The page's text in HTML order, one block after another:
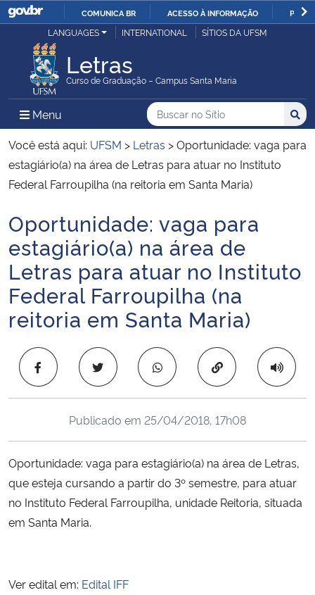
IR
COMUNICA BR ACESSO À INFORMAÇÃO
Ministério da Justiça e Segurança Pública
Ministério da Defesa
Ministério das Relações Exteriores
Ministério da Economia
Ministério da Infraestrutura
Ministério da Agricultura, Pecuária e Abastecimento
Ministério da Educação
Ministério da Cidadania
Ministério da Saúde
Ministério de Minas e Energia
Ministério da Ciência, Tecnologia, Inovações e Comunicações
Ministério do Meio Ambiente
Controladoria-Geral da União
LANGUAGES INTERNATIONAL SÍTIOS DA UFSM
Letras
Curso de Graduação – Campus Santa Maria
Menu Menu Principal do Sítio
Busca
Buscar no no Sítio
Busca:
Você está aqui: UFSM > Letras >Oportunidade: vaga para
estagiário(a) na área de Letras para atuar no Instituto
Federal Farroupilha (na reitoria em Santa Maria)
Início do conteúdo
Oportunidade: vaga para
estagiário(a) na área de
Letras para atuar no Instituto
Federal Farroupilha (na
reitoria em Santa Maria)
Copiar para área
Publicado em 25/04/2018, 17h08
Oportunidade: vaga para estagiário(a) na área de Letras,
que esteja cursando a partir do 3º semestre, para atuar
no Instituto Federal Farroupilha, unidade Reitoria, situada
em Santa Maria.
Ver edital em: Edital IFF